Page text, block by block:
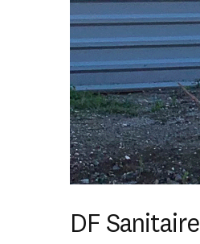
DF Sanitaire